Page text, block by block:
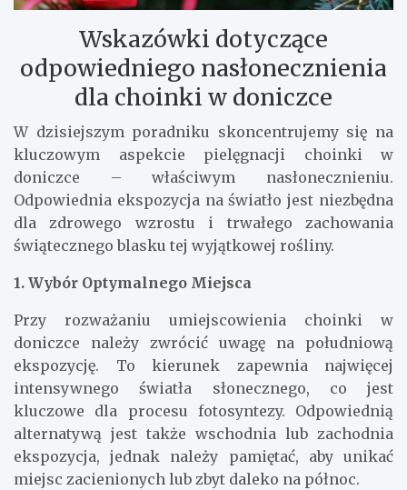
Wskazówki dotyczące
odpowiedniego nasłonecznienia
dla choinki w doniczce
W dzisiejszym poradniku skoncentrujemy się na
kluczowym aspekcie pielęgnacji choinki w
doniczce – właściwym nasłonecznieniu.
Odpowiednia ekspozycja na światło jest niezbędna
dla zdrowego wzrostu i trwałego zachowania
świątecznego blasku tej wyjątkowej rośliny.
1. Wybór Optymalnego Miejsca
Przy rozważaniu umiejscowienia choinki w
doniczce należy zwrócić uwagę na południową
ekspozycję. To kierunek zapewnia najwięcej
intensywnego światła słonecznego, co jest
kluczowe dla procesu fotosyntezy. Odpowiednią
alternatywą jest także wschodnia lub zachodnia
ekspozycja, jednak należy pamiętać, aby unikać
miejsc zacienionych lub zbyt daleko na północ.